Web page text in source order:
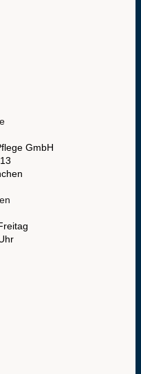
GmbH